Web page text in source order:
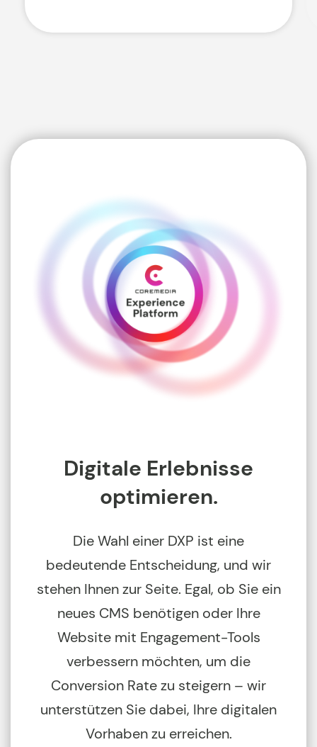
Digitale Erlebnisse
optimieren.
Die Wahl einer DXP ist eine
bedeutende Entscheidung, und wir
stehen Ihnen zur Seite. Egal, ob Sie ein
neues CMS benötigen oder Ihre
Website mit Engagement-Tools
verbessern möchten, um die
Conversion Rate zu steigern – wir
unterstützen Sie dabei, Ihre digitalen
Vorhaben zu erreichen.